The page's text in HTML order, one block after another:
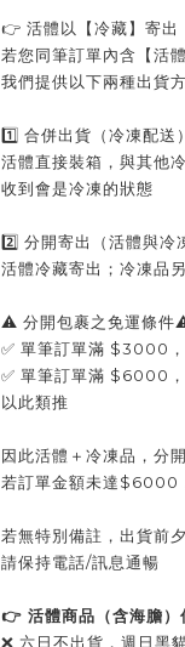
👉 活體以【冷藏】寄出
若您同筆訂單內含【活
我們提供以下兩種出貨
1️⃣ 合併出貨（冷凍配送）
活體直接裝箱，與其他
收到會是冷凍的狀態
2️⃣ 分開寄出（活體與冷
活體冷藏寄出；冷凍品
⚠️ 分開包裹之免運條件
✅ 單筆訂單滿 $3000，
✅ 單筆訂單滿 $6000
以此類推
因此活體＋冷凍品，分
若訂單金額未達$6000
若無特別備註，出貨前
請保持電話/訊息通暢
👉 活體商品（含海膽）
❌ 六日不出貨，週日黑